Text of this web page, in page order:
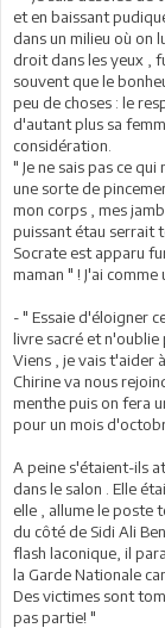
et en baissant
dans un milieu où on
droit dans les yeux ,
souvent que le
peu de choses : le
d'autant plus sa
considération.
" Je ne sais pas ce
une sorte de
mon corps , mes
puissant étau serrait
Socrate est apparu
maman " ! J'ai comme
- " Essaie d'éloigner
livre sacré et n'oublie
Viens , je vais t'aider
Chirine va nous
menthe puis on fera
pour un mois
A peine s'étaient-ils
dans le salon . Elle
elle , allume le poste
du côté de Sidi Ali
flash laconique, il
la Garde Nationale
Des victimes sont
pas partie! "